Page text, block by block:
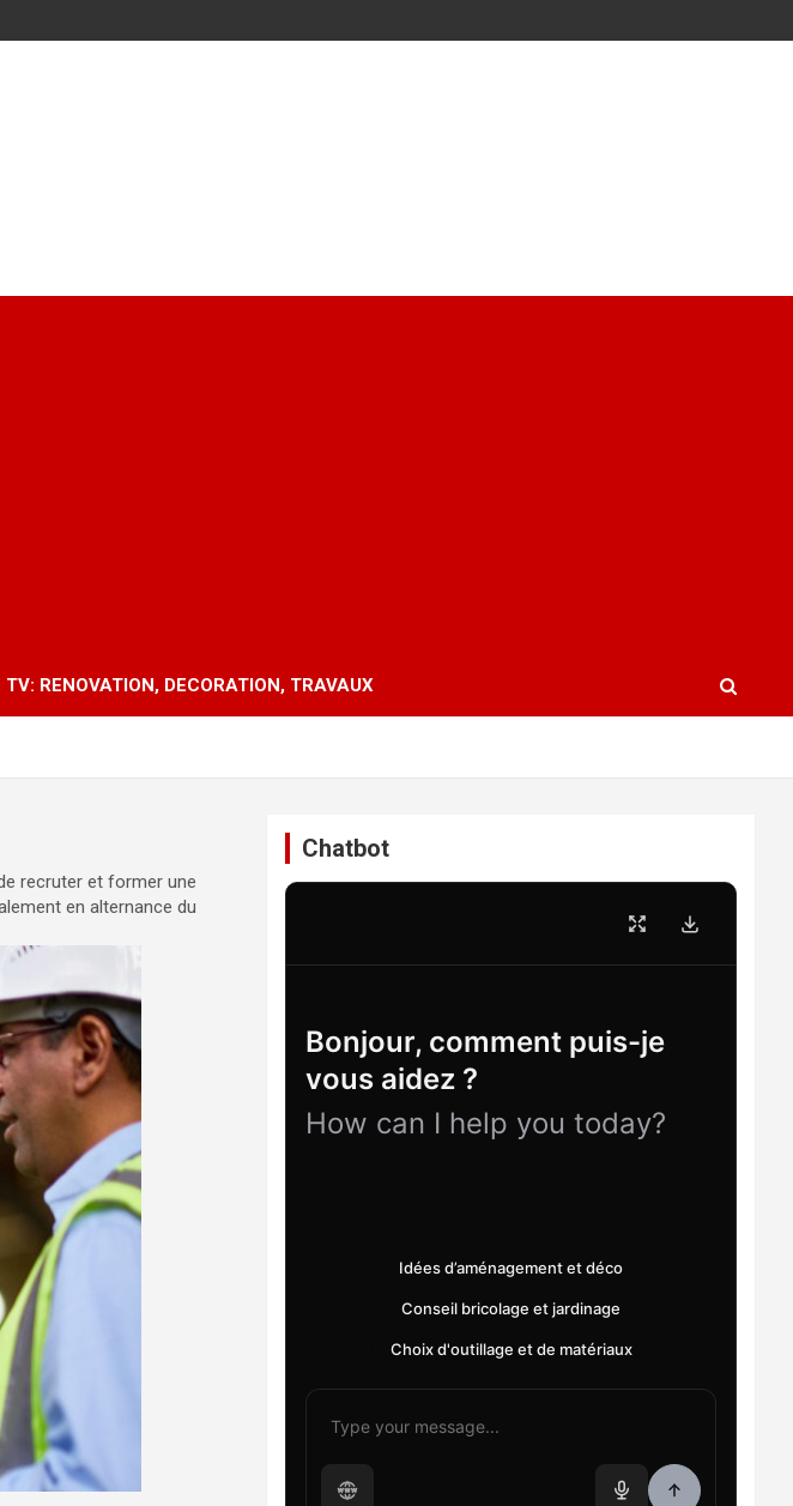
TV: RENOVATION, DECORATION, TRAVAUX
recruter et former une
en alternance du
Chatbot
Bonjour, comment puis-je
vous aidez ?
How can I help you today?
Idées d’aménagement et déco
Conseil bricolage et jardinage
Choix d'outillage et de matériaux